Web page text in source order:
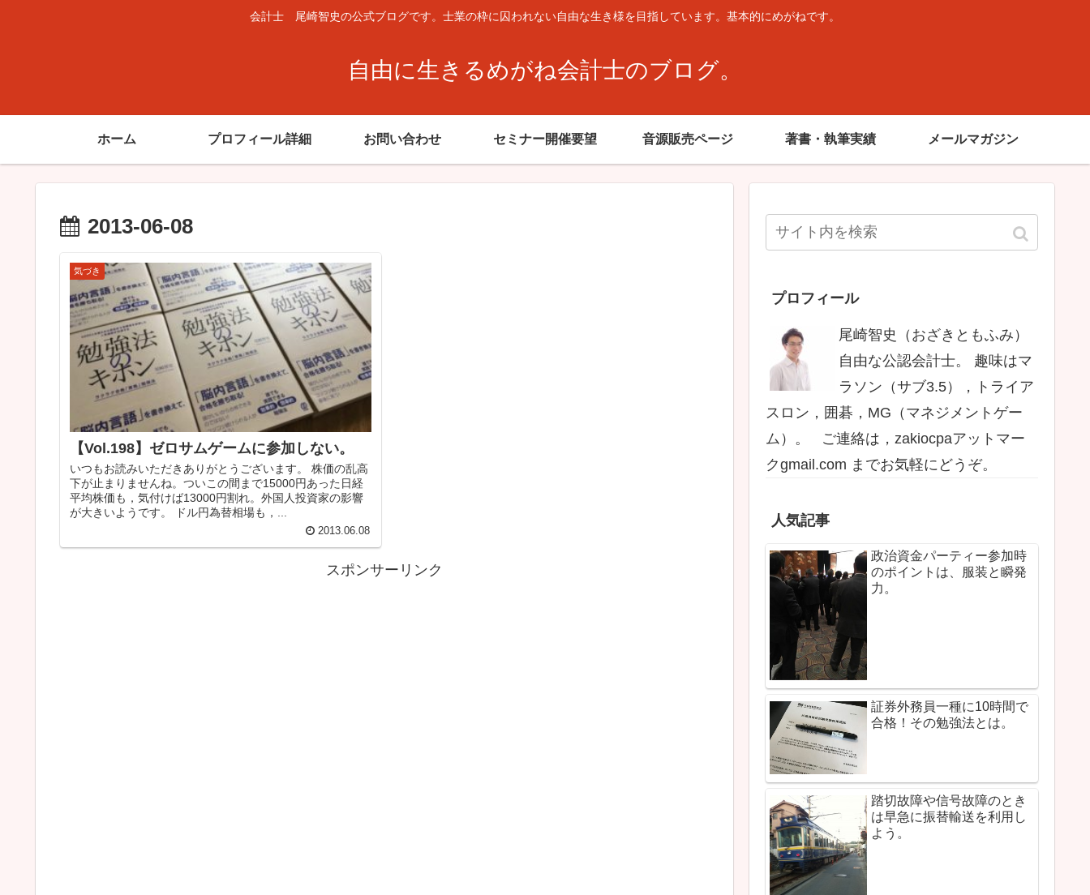
会計士 尾崎智史の公式ブログです。士業の枠に囚われない自由な生き様を目指しています。基本的にめがねです。
自由に生きるめがね会計士のブログ。
ホーム プロフィール詳細 お問い合わせ セミナー開催要望 音源販売ページ 著書・執筆実績 メールマガジン
2013-06-08
気づき
【Vol.198】ゼロサムゲームに参加しない。
いつもお読みいただきありがとうございます。 株価の乱高
下が止まりませんね。ついこの間まで15000円あった日経
平均株価も，気付けば13000円割れ。外国人投資家の影響
が大きいようです。 ドル円為替相場も，...
2013.06.08
スポンサーリンク
プロフィール
尾崎智史（おざきともふみ）
自由な公認会計士。 趣味はマ
ラソン（サブ3.5），トライア
スロン，囲碁，MG（マネジメントゲー
ム）。 ご連絡は，zakiocpaアットマー
クgmail.com までお気軽にどうぞ。
人気記事
政治資金パーティー参加時
のポイントは、服装と瞬発
力。
証券外務員一種に10時間で
合格！その勉強法とは。
踏切故障や信号故障のとき
は早急に振替輸送を利用し
よう。